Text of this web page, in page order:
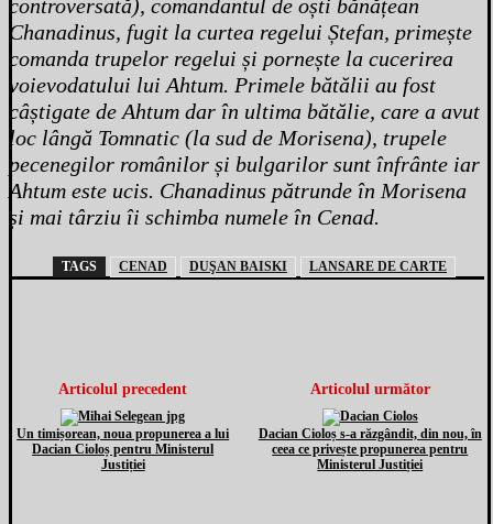
controversată), comandantul de oști bănățean
Chanadinus, fugit la curtea regelui Ștefan, primește
comanda trupelor regelui și pornește la cucerirea
voievodatului lui Ahtum. Primele bătălii au fost
câștigate de Ahtum dar în ultima bătălie, care a avut
loc lângă Tomnatic (la sud de Morisena), trupele
pecenegilor românilor și bulgarilor sunt înfrânte iar
Ahtum este ucis. Chanadinus pătrunde în Morisena
și mai târziu îi schimba numele în Cenad.
TAGS CENAD DUŞAN BAISKI LANSARE DE CARTE
Articolul precedent
Un timișorean, noua propunerea a lui
Dacian Cioloș pentru Ministerul
Justiției
Articolul următor
Dacian Cioloș s-a răzgândit, din nou, în
ceea ce privește propunerea pentru
Ministerul Justiției